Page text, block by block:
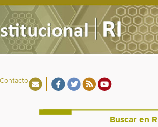
Buscar en RI